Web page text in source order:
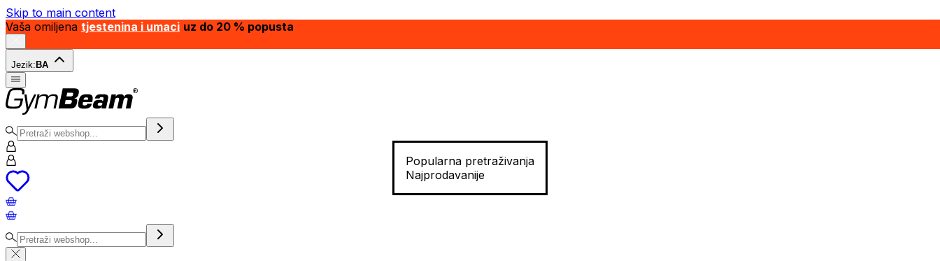
Skip to main content
Vaša omiljena tjestenina i umaci uz do 20 % popusta
Jezik: BA
Popularna pretraživanja
Najprodavanije